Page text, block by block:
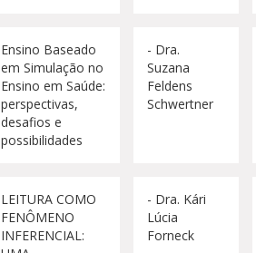
Ensino Baseado
em Simulação no
Ensino em Saúde:
perspectivas,
desafios e
possibilidades
- Dra.
Suzana
Feldens
Schwertner
LEITURA COMO
FENÔMENO
INFERENCIAL:
- Dra. Kári
Lúcia
Forneck